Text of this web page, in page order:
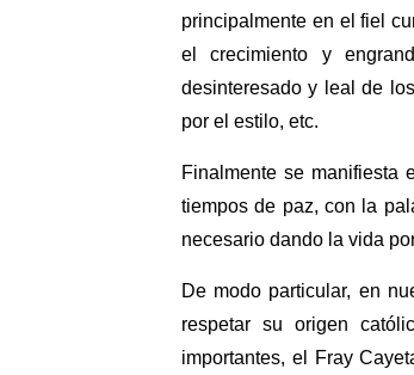
principalmente en el fiel
el crecimiento y
desinteresado y leal de
por el estilo, etc.
Finalmente se manifiesta
tiempos de paz, con la
necesario dando la vida
De modo particular, en
respetar su origen
importantes, el Fray